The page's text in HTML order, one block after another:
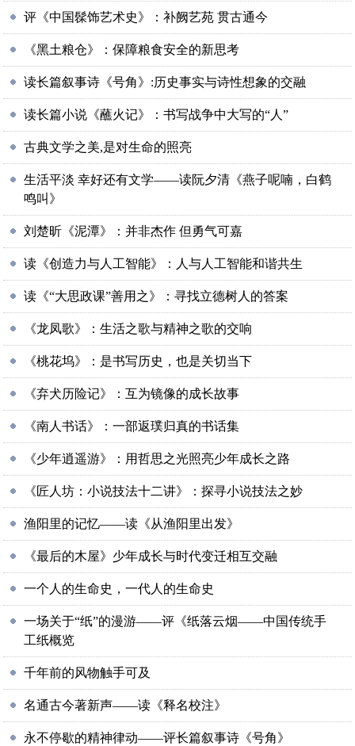
评《中国髹饰艺术史》：补阙艺苑 贯古通今
《黑土粮仓》：保障粮食安全的新思考
读长篇叙事诗《号角》:历史事实与诗性想象的交融
读长篇小说《蘸火记》：书写战争中大写的“人”
古典文学之美,是对生命的照亮
生活平淡 幸好还有文学——读阮夕清《燕子呢喃，白鹤
鸣叫》
刘楚昕《泥潭》：并非杰作 但勇气可嘉
读《创造力与人工智能》：人与人工智能和谐共生
读《“大思政课”善用之》：寻找立德树人的答案
《龙凤歌》：生活之歌与精神之歌的交响
《桃花坞》：是书写历史，也是关切当下
《弃犬历险记》：互为镜像的成长故事
《南人书话》：一部返璞归真的书话集
《少年逍遥游》：用哲思之光照亮少年成长之路
《匠人坊：小说技法十二讲》：探寻小说技法之妙
渔阳里的记忆——读《从渔阳里出发》
《最后的木屋》少年成长与时代变迁相互交融
一个人的生命史，一代人的生命史
一场关于“纸”的漫游——评《纸落云烟——中国传统手
工纸概览
千年前的风物触手可及
名通古今著新声——读《释名校注》
永不停歇的精神律动——评长篇叙事诗《号角》